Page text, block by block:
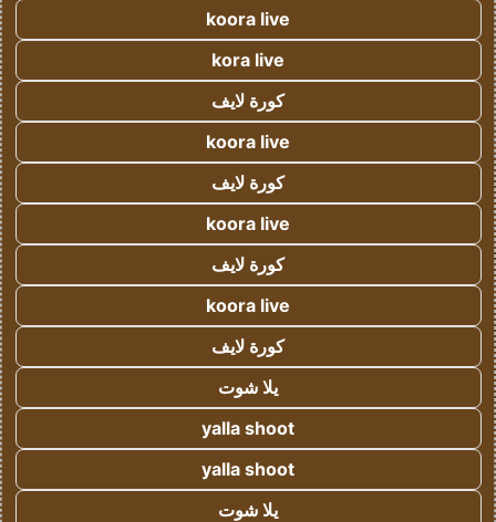
koora live
kora live
كورة لايف
koora live
كورة لايف
koora live
كورة لايف
koora live
كورة لايف
يلا شوت
yalla shoot
yalla shoot
يلا شوت